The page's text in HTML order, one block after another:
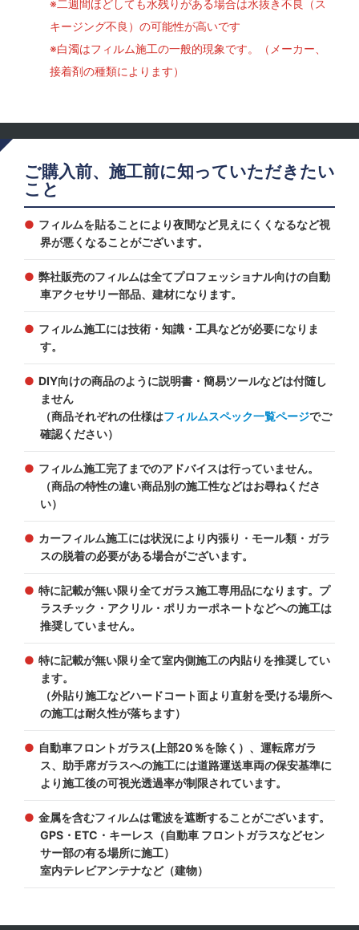
※二週間ほどしても水残りがある場合は水抜き不良（ス
キージング不良）の可能性が高いです
※白濁はフィルム施工の一般的現象です。（メーカー、
接着剤の種類によります）
ご購入前、施工前に知っていただきたい
こと
フィルムを貼ることにより夜間など見えにくくなるなど視
界が悪くなることがございます。
弊社販売のフィルムは全てプロフェッショナル向けの自動
車アクセサリー部品、建材になります。
フィルム施工には技術・知識・工具などが必要になりま
す。
DIY向けの商品のように説明書・簡易ツールなどは付随し
ません
（商品それぞれの仕様はフィルムスペック一覧ページでご
確認ください）
フィルム施工完了までのアドバイスは行っていません。
（商品の特性の違い商品別の施工性などはお尋ねくださ
い）
カーフィルム施工には状況により内張り・モール類・ガラ
スの脱着の必要がある場合がございます。
特に記載が無い限り全てガラス施工専用品になります。プ
ラスチック・アクリル・ポリカーポネートなどへの施工は
推奨していません。
特に記載が無い限り全て室内側施工の内貼りを推奨してい
ます。
（外貼り施工などハードコート面より直射を受ける場所へ
の施工は耐久性が落ちます）
自動車フロントガラス(上部20％を除く）、運転席ガラ
ス、助手席ガラスへの施工には道路運送車両の保安基準に
より施工後の可視光透過率が制限されています。
金属を含むフィルムは電波を遮断することがございます。
GPS・ETC・キーレス（自動車 フロントガラスなどセン
サー部の有る場所に施工）
室内テレビアンテナなど（建物）